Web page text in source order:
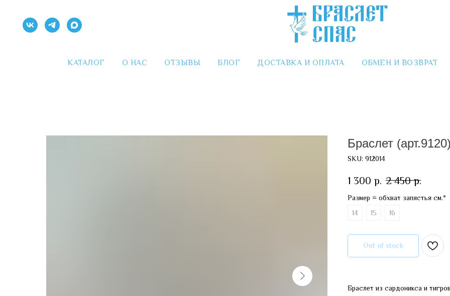
КАТАЛОГ О НАС ОТЗЫВЫ БЛОГ ДОСТАВКА И ОПЛАТА ОБМЕН И ВОЗВРАТ
Браслет
SKU: 912014
1 300 р. 2 450 р.
Размер = обхват запястья см.*
14
15 16
Out of stock
Браслет из сардоникса и